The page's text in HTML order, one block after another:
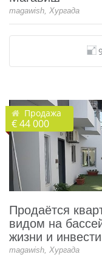
magawish, Хургада
Продажа
€ 44 000
Продаётся
видом на
жизни и
magawish, Хургада